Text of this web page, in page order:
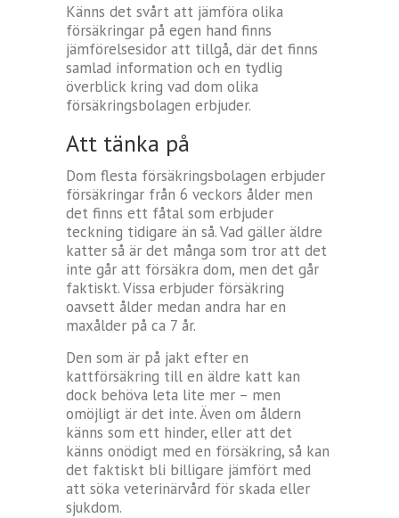
Känns det svårt att jämföra olika
försäkringar på egen hand finns
jämförelsesidor att tillgå, där det finns
samlad information och en tydlig
överblick kring vad dom olika
försäkringsbolagen erbjuder.
Att tänka på
Dom flesta försäkringsbolagen erbjuder
försäkringar från 6 veckors ålder men
det finns ett fåtal som erbjuder
teckning tidigare än så. Vad gäller äldre
katter så är det många som tror att det
inte går att försäkra dom, men det går
faktiskt. Vissa erbjuder försäkring
oavsett ålder medan andra har en
maxålder på ca 7 år.
Den som är på jakt efter en
kattförsäkring till en äldre katt kan
dock behöva leta lite mer – men
omöjligt är det inte. Även om åldern
känns som ett hinder, eller att det
känns onödigt med en försäkring, så kan
det faktiskt bli billigare jämfört med
att söka veterinärvård för skada eller
sjukdom.